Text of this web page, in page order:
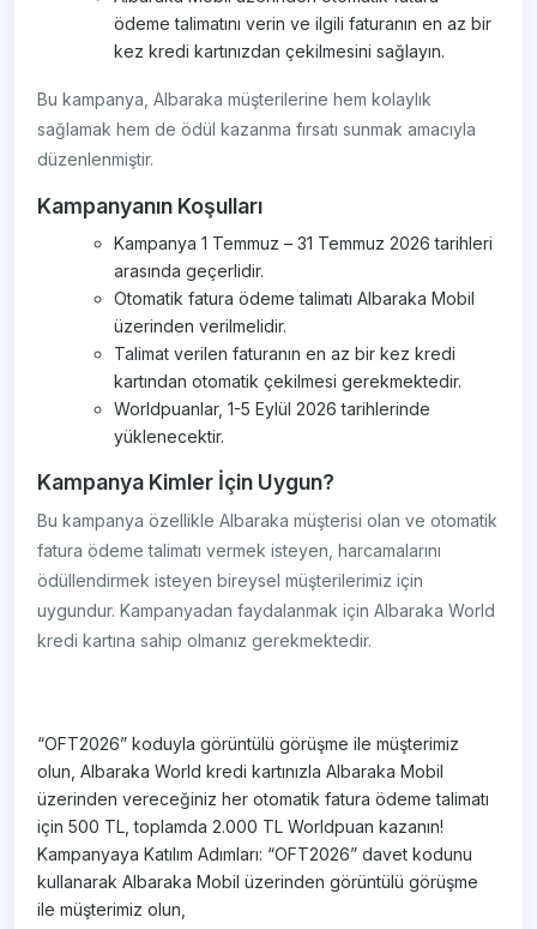
ödeme talimatını verin ve ilgili faturanın en az bir
kez kredi kartınızdan çekilmesini sağlayın.
Bu kampanya, Albaraka müşterilerine hem kolaylık
sağlamak hem de ödül kazanma fırsatı sunmak amacıyla
düzenlenmiştir.
Kampanyanın Koşulları
Kampanya 1 Temmuz – 31 Temmuz 2026 tarihleri
arasında geçerlidir.
Otomatik fatura ödeme talimatı Albaraka Mobil
üzerinden verilmelidir.
Talimat verilen faturanın en az bir kez kredi
kartından otomatik çekilmesi gerekmektedir.
Worldpuanlar, 1-5 Eylül 2026 tarihlerinde
yüklenecektir.
Kampanya Kimler İçin Uygun?
Bu kampanya özellikle Albaraka müşterisi olan ve otomatik
fatura ödeme talimatı vermek isteyen, harcamalarını
ödüllendirmek isteyen bireysel müşterilerimiz için
uygundur. Kampanyadan faydalanmak için Albaraka World
kredi kartına sahip olmanız gerekmektedir.
“OFT2026” koduyla görüntülü görüşme ile müşterimiz
olun, Albaraka World kredi kartınızla Albaraka Mobil
üzerinden vereceğiniz her otomatik fatura ödeme talimatı
için 500 TL, toplamda 2.000 TL Worldpuan kazanın!
Kampanyaya Katılım Adımları: “OFT2026” davet kodunu
kullanarak Albaraka Mobil üzerinden görüntülü görüşme
ile müşterimiz olun,